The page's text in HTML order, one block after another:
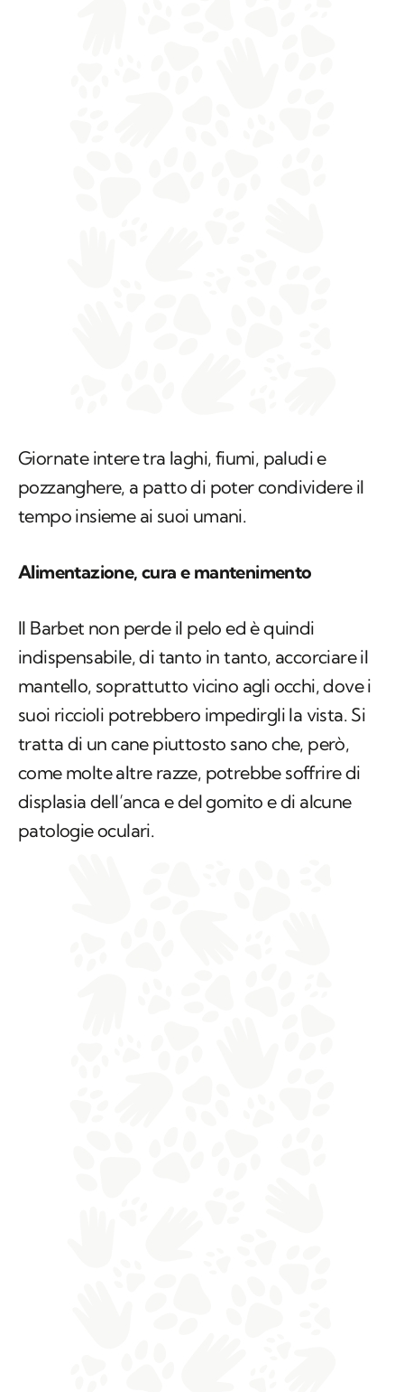
Giornate intere tra laghi, fiumi, paludi e
pozzanghere, a patto di poter condividere il
tempo insieme ai suoi umani.
Alimentazione, cura e mantenimento
Il Barbet non perde il pelo ed è quindi
indispensabile, di tanto in tanto, accorciare il
mantello, soprattutto vicino agli occhi, dove i
suoi riccioli potrebbero impedirgli la vista. Si
tratta di un cane piuttosto sano che, però,
come molte altre razze, potrebbe soffrire di
displasia dell’anca e del gomito e di alcune
patologie oculari.